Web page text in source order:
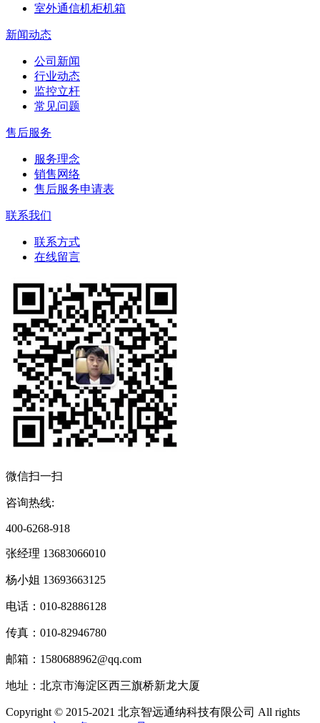
室外通信机柜机箱
新闻动态
公司新闻
行业动态
监控立杆
常见问题
售后服务
服务理念
销售网络
售后服务申请表
联系我们
联系方式
在线留言
微信扫一扫
咨询热线:
400-6268-918
张经理 13683066010
杨小姐 13693663125
电话：010-82886128
传真：010-82946780
邮箱：1580688962@qq.com
地址：北京市海淀区西三旗桥新龙大厦
Copyright © 2015-2021 北京智远通纳科技有限公司 All rights